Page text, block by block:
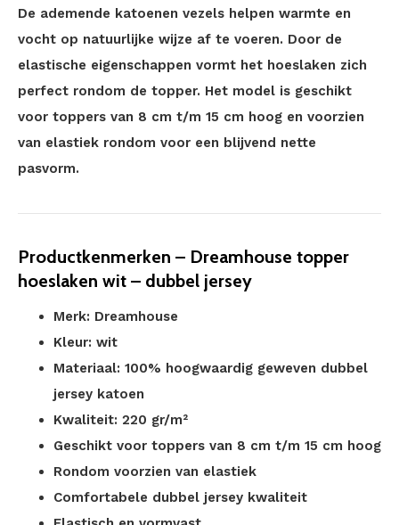
De ademende katoenen vezels helpen warmte en
vocht op natuurlijke wijze af te voeren. Door de
elastische eigenschappen vormt het hoeslaken zich
perfect rondom de topper. Het model is geschikt
voor toppers van 8 cm t/m 15 cm hoog en voorzien
van elastiek rondom voor een blijvend nette
pasvorm.
Productkenmerken – Dreamhouse topper
hoeslaken wit – dubbel jersey
Merk: Dreamhouse
Kleur: wit
Materiaal: 100% hoogwaardig geweven dubbel
jersey katoen
Kwaliteit: 220 gr/m²
Geschikt voor toppers van 8 cm t/m 15 cm hoog
Rondom voorzien van elastiek
Comfortabele dubbel jersey kwaliteit